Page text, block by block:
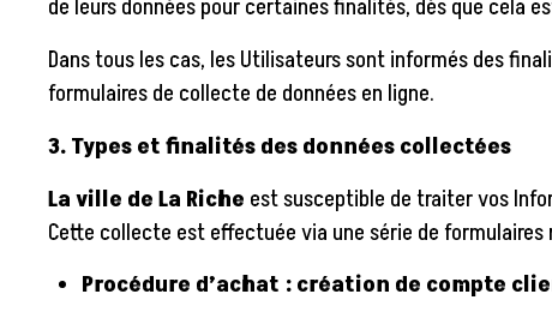
de leurs données pour certaines finalités, dès que cela
Dans tous les cas, les Utilisateurs sont informés des
formulaires de collecte de données en ligne.
3. Types et finalités des données collectées
La ville de La Riche est susceptible de traiter vos
Cette collecte est effectuée via une série de
Procédure d’achat : création de compte